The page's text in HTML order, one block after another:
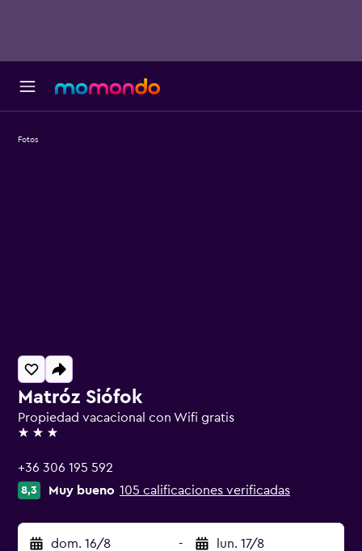
Matróz Siófok
Propiedad vacacional con Wifi gratis
3 estrellas
+36 306 195 592
8,3 Muy bueno 105 calificaciones verificadas
dom. 16/8 - lun. 17/8
Fotos